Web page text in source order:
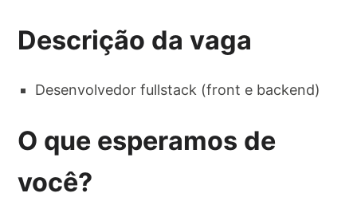
Descrição da vaga
Desenvolvedor fullstack (front e backend)
O que esperamos de
você?